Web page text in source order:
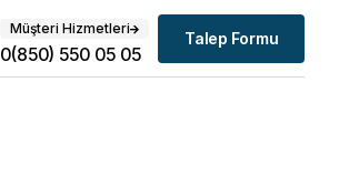
Müşteri Hizmetleri
0(850) 550 05 05
Talep Formu